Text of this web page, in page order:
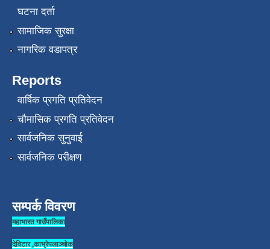
घटना दर्ता
सामाजिक सुरक्षा
नागरिक वडापत्र
Reports
वार्षिक प्रगति प्रतिवेदन
चौमासिक प्रगति प्रतिवेदन
सार्वजनिक सुनुवाई
सार्वजनिक परीक्षण
सम्पर्क विवरण
महाभारत गाउँपालिका
देविटार ,काभ्रेपलाञ्चोक